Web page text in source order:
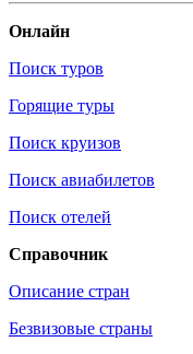
Онлайн
Поиск туров
Горящие туры
Поиск круизов
Поиск авиабилетов
Поиск отелей
Справочник
Описание стран
Безвизовые страны